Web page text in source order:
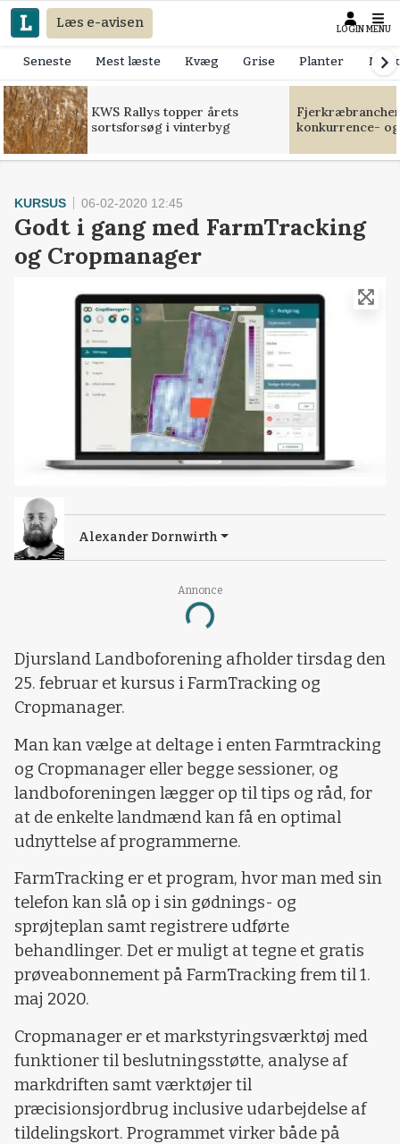
Læs e-avisen LOGIN MENU
Seneste Mest læste Kvæg Grise Planter
KWS Rallys topper årets
sortsforsøg i vinterbyg
konkurrence-
Annonce
Loading...
KURSUS 06-02-2020 12:45
Godt i gang med FarmTracking
og Cropmanager
Alexander Dornwirth
Djursland Landboforening afholder tirsdag den
25. februar et kursus i FarmTracking og
Cropmanager.
Man kan vælge at deltage i enten Farmtracking
og Cropmanager eller begge sessioner, og
landboforeningen lægger op til tips og råd, for
at de enkelte landmænd kan få en optimal
udnyttelse af programmerne.
FarmTracking er et program, hvor man med sin
telefon kan slå op i sin gødnings- og
sprøjteplan samt registrere udførte
behandlinger. Det er muligt at tegne et gratis
prøveabonnement på FarmTracking frem til 1.
maj 2020.
Cropmanager er et markstyringsværktøj med
funktioner til beslutningsstøtte, analyse af
markdriften samt værktøjer til
præcisionsjordbrug inclusive udarbejdelse af
tildelingskort. Programmet virker både på